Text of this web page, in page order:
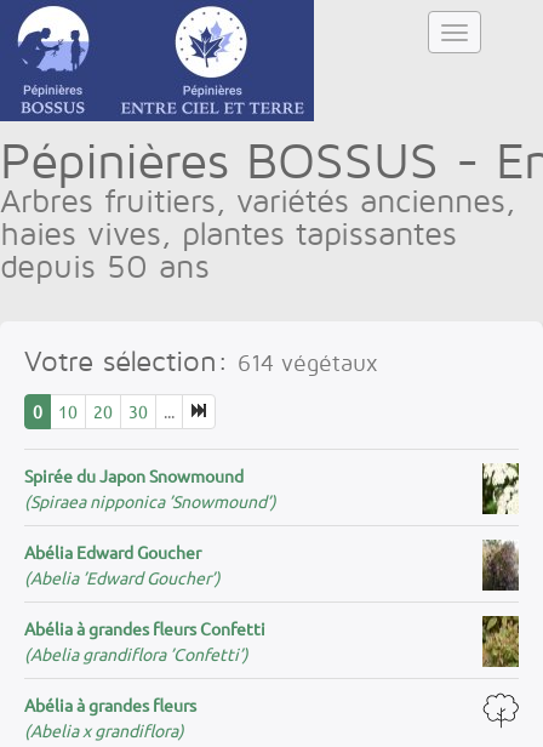
Pépinières BOSSUS -
Arbres fruitiers, variétés anciennes,
haies vives, plantes tapissantes
depuis 50 ans
Votre sélection: 614 végétaux
0 10 20 30
Spirée du Japon Snowmound
(Spiraea nipponica ’Snowmound’)
Abélia Edward Goucher
(Abelia ’Edward Goucher’)
Abélia à grandes fleurs Confetti
(Abelia grandiflora ’Confetti’)
Abélia à grandes fleurs
(Abelia x grandiflora)